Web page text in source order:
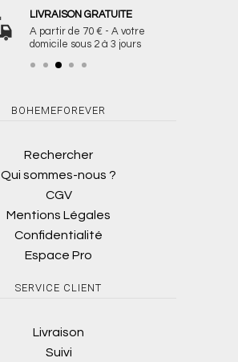
LIVRAISON GRATUITE
A partir de 70 € - A votre
domicile sous 2 à 3 jours
BOHEMEFOREVER
Rechercher
Qui sommes-nous ?
CGV
Mentions Légales
Confidentialité
Espace Pro
SERVICE CLIENT
Livraison
Suivi